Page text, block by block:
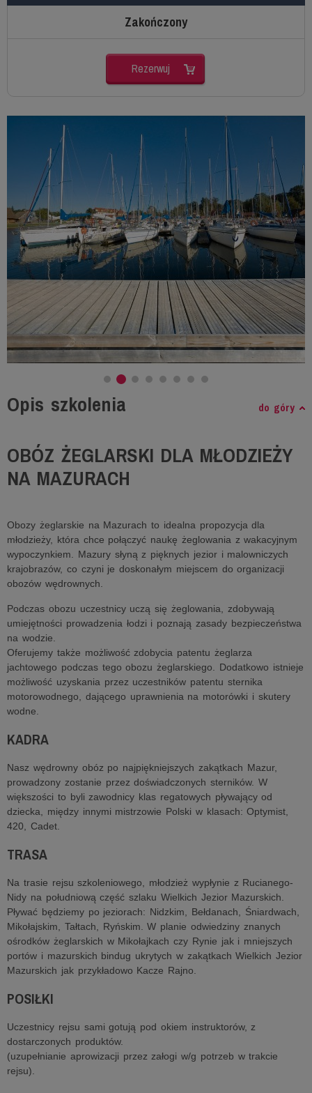
Zakończony
Rezerwuj
Opis szkolenia do góry
OBÓZ ŻEGLARSKI DLA MŁODZIEŻY
NA MAZURACH
Obozy żeglarskie na Mazurach to idealna propozycja dla
młodzieży, która chce połączyć naukę żeglowania z wakacyjnym
wypoczynkiem. Mazury słyną z pięknych jezior i malowniczych
krajobrazów, co czyni je doskonałym miejscem do organizacji
obozów wędrownych.
Podczas obozu uczestnicy uczą się żeglowania, zdobywają
umiejętności prowadzenia łodzi i poznają zasady bezpieczeństwa
na wodzie.
Oferujemy także możliwość zdobycia patentu żeglarza
jachtowego podczas tego obozu żeglarskiego. Dodatkowo istnieje
możliwość uzyskania przez uczestników patentu sternika
motorowodnego, dającego uprawnienia na motorówki i skutery
wodne.
KADRA
Nasz wędrowny obóz po najpiękniejszych zakątkach Mazur,
prowadzony zostanie przez doświadczonych sterników. W
większości to byli zawodnicy klas regatowych pływający od
dziecka, między innymi mistrzowie Polski w klasach: Optymist,
420, Cadet.
TRASA
Na trasie rejsu szkoleniowego, młodzież wypłynie z Rucianego-
Nidy na południową część szlaku Wielkich Jezior Mazurskich.
Pływać będziemy po jeziorach: Nidzkim, Bełdanach, Śniardwach,
Mikołajskim, Tałtach, Ryńskim. W planie odwiedziny znanych
ośrodków żeglarskich w Mikołajkach czy Rynie jak i mniejszych
portów i mazurskich bindug ukrytych w zakątkach Wielkich Jezior
Mazurskich jak przykładowo Kacze Rajno.
POSIŁKI
Uczestnicy rejsu sami gotują pod okiem instruktorów, z
dostarczonych produktów.
(uzupełnianie aprowizacji przez załogi w/g potrzeb w trakcie
rejsu).